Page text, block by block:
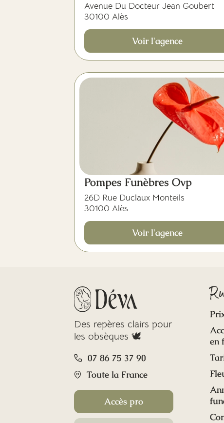
Avenue Du Docteur Jean Goubert
30100 Alès
Voir l'agence
Pompes Funèbres Ovp
26D Rue Duclaux Monteils
30100 Alès
Voir l'agence
Des repères clairs pour
les obsèques 🕊️
07 86 75 37 90
Toute la France
Accès pro
en